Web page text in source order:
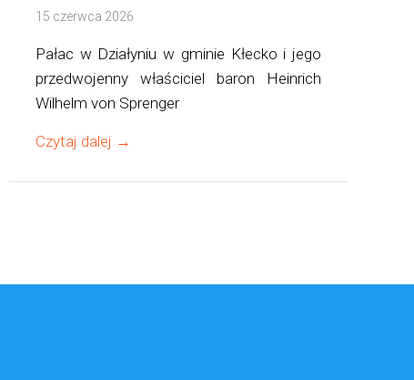
15 czerwca 2026
Pałac w Działyniu w gminie Kłecko i jego
przedwojenny właściciel baron Heinrich
Wilhelm von Sprenger
Czytaj dalej →